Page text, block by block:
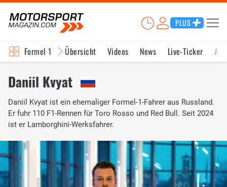
PLUS
Formel 1 Übersicht Videos News Live-Ticker
Daniil Kvyat
Daniil Kvyat ist ein ehemaliger Formel-1-Fahrer aus Russland.
Er fuhr 110 F1-Rennen für Toro Rosso und Red Bull. Seit 2024
ist er Lamborghini-Werksfahrer.